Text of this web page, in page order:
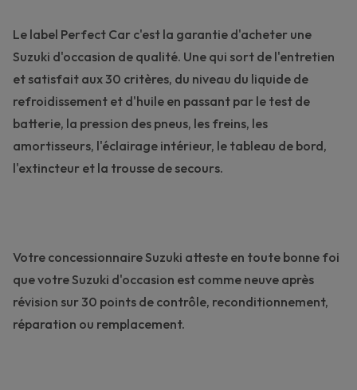
Le label Perfect Car c'est la garantie d'acheter une
Suzuki d'occasion de qualité. Une qui sort de l'entretien
et satisfait aux 30 critères, du niveau du liquide de
refroidissement et d'huile en passant par le test de
batterie, la pression des pneus, les freins, les
amortisseurs, l'éclairage intérieur, le tableau de bord,
l'extincteur et la trousse de secours.
Votre concessionnaire Suzuki atteste en toute bonne foi
que votre Suzuki d'occasion est comme neuve après
révision sur30 points de contrôle, reconditionnement,
réparation ou remplacement.